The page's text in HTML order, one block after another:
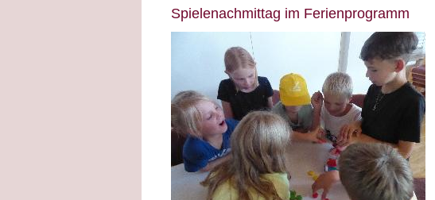
Spielenachmittag im Ferienprogramm